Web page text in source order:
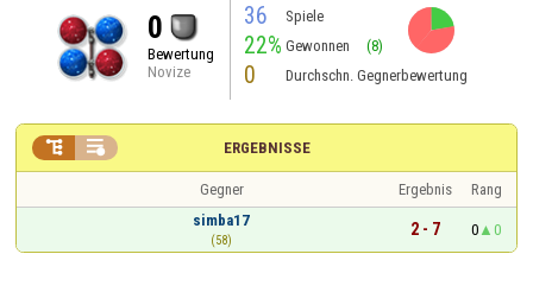
0
Bewertung
Novize
36 Spiele
22% Gewonnen (8)
0 Durchschn. Gegnerbewertung
ERGEBNISSE
 
Gegner Ergebnis
Rang
simba17
(58)
2 - 7 0 0